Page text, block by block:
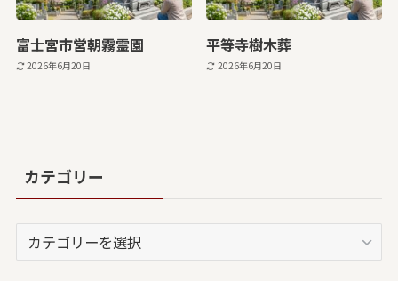
富士宮市営朝霧霊園
2026年6月20日
平等寺樹木葬
2026年6月20日
カテゴリー
テ